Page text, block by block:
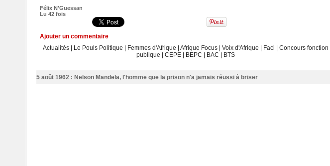
Félix N'Guessan
Lu 42 fois
Ajouter un commentaire
Actualités | Le Pouls Politique | Femmes d'Afrique | Afrique Focus | Voix d'Afrique | Faci | Concours fonction
publique | CEPE | BEPC | BAC | BTS
5 août 1962 : Nelson Mandela, l'homme que la prison n'a jamais réussi à briser